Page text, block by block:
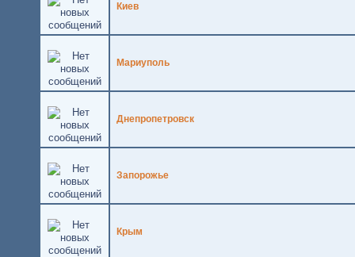
Киев
Мариуполь
Днепропетровск
Запорожье
Крым